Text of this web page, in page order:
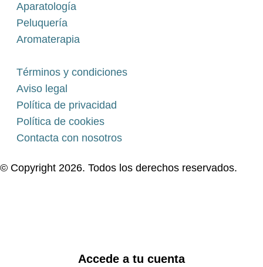
Aparatología
Peluquería
Aromaterapia
Términos y condiciones
Aviso legal
Política de privacidad
Política de cookies
Contacta con nosotros
© Copyright 2026. Todos los derechos reservados.
Accede a tu cuenta